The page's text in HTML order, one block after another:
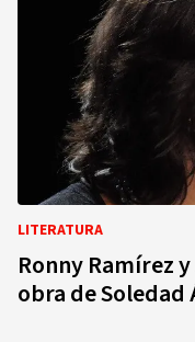
LITERATURA
Ronny Ramírez
obra de Soledad